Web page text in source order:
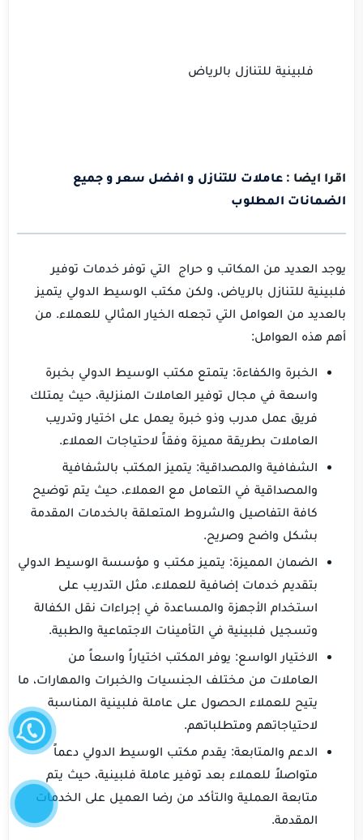
فلبينية للتنازل بالرياض
اقرا ايضا : عاملات للتنازل و افضل سعر و جميع
الضمانات المطلوب
يوجد العديد من المكاتب و حراج التي توفر خدمات توفير
فلبينية للتنازل بالرياض، ولكن مكتب الوسيط الدولي يتميز
بالعديد من العوامل التي تجعله الخيار المثالي للعملاء. من
أهم هذه العوامل:
الخبرة والكفاءة: يتمتع مكتب الوسيط الدولي بخبرة
واسعة في مجال توفير العاملات المنزلية، حيث يمتلك
فريق عمل مدرب وذو خبرة يعمل على اختيار وتدريب
العاملات بطريقة مميزة وفقاً لاحتياجات العملاء.
الشفافية والمصداقية: يتميز المكتب بالشفافية
والمصداقية في التعامل مع العملاء، حيث يتم توضيح
كافة التفاصيل والشروط المتعلقة بالخدمات المقدمة
بشكل واضح وصريح.
الضمان المميزة: يتميز مكتب و مؤسسة الوسيط الدولي
بتقديم خدمات إضافية للعملاء، مثل التدريب على
استخدام الأجهزة والمساعدة في إجراءات نقل الكفالة
وتسجيل فلبينية في التأمينات الاجتماعية والطبية.
الاختيار الواسع: يوفر المكتب اختياراً واسعاً من
العاملات من مختلف الجنسيات والخبرات والمهارات، ما
يتيح للعملاء الحصول على عاملة فلبينية المناسبة
لاحتياجاتهم ومتطلباتهم.
الدعم والمتابعة: يقدم مكتب الوسيط الدولي دعماً
متواصلاً للعملاء بعد توفير عاملة فلبينية، حيث يتم
متابعة العملية والتأكد من رضا العميل على الخدمات
المقدمة.
واتساب
إتصل
الآن